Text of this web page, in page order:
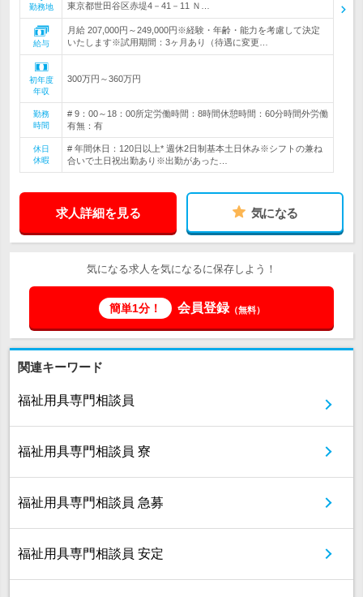
勤務地
東京都世田谷区赤堤4－41－11 Ｎ…
給与
月給 207,000円～249,000円※経験・年齢・能力を考慮して決定
いたします※試用期間：3ヶ月あり（待遇に変更…
初年度
年収
300万円～360万円
勤務
時間
# 9：00～18：00所定労働時間：8時間休憩時間：60分時間外労働
有無：有
休日
休暇
# 年間休日：120日以上* 週休2日制基本土日休み※シフトの兼ね
合いで土日祝出勤あり※出勤があった…
求人詳細を見る 気になる
気になる求人を気になるに保存しよう！
簡単1分！ 会員登録（無料）
関連キーワード
福祉用具専門相談員
福祉用具専門相談員 寮
福祉用具専門相談員 急募
福祉用具専門相談員 安定